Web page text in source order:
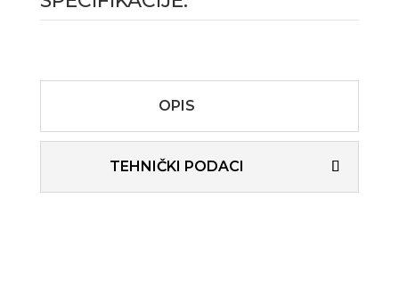
OPIS
TEHNIČKI PODACI